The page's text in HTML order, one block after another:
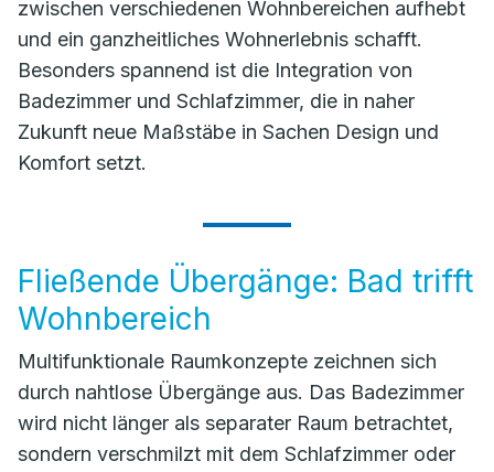
zwischen verschiedenen Wohnbereichen aufhebt
und ein ganzheitliches Wohnerlebnis schafft.
Besonders spannend ist die Integration von
Badezimmer und Schlafzimmer, die in naher
Zukunft neue Maßstäbe in Sachen Design und
Komfort setzt.
Fließende Übergänge: Bad trifft
Wohnbereich
Multifunktionale Raumkonzepte zeichnen sich
durch nahtlose Übergänge aus. Das Badezimmer
wird nicht länger als separater Raum betrachtet,
sondern verschmilzt mit dem Schlafzimmer oder